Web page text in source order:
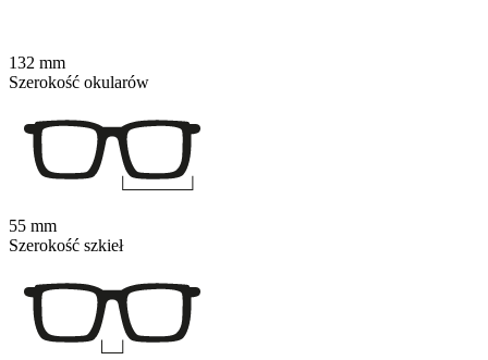
132 mm
Szerokość okularów
55 mm
Szerokość szkieł